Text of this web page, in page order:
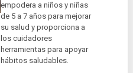
empodera a niños y niñas
de 5 a 7 años para mejorar
su salud y proporciona a
los cuidadores
herramientas para apoyar
hábitos saludables.